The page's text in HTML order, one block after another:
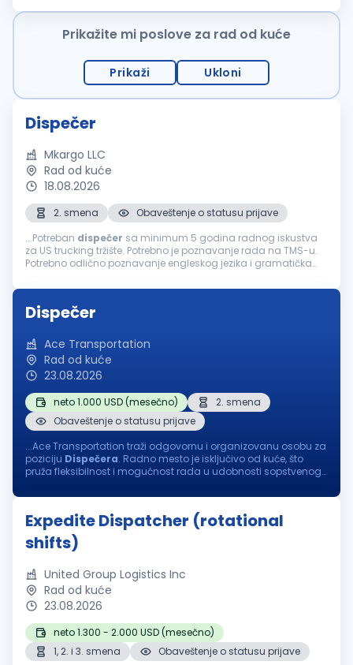
individuals to grow...
Prikažite mi poslove za rad od kuće
Prikaži Ukloni
Dispečer
Mkargo LLC
Rad od kuće
18.08.2026
2. smena
Obaveštenje o statusu prijave
...Potreban dispečer sa minimum 5 godina radnog iskustva
za US trucking tržište. Potrebno je poznavanje rada na TMS-u.
Potrebno odlično poznavanje engleskog jezika i gramatička
prijašnje iskustvo...
Dispečer
Ace Transportation
Rad od kuće
23.08.2026
neto 1.000 USD (mesečno)
2. smena
Obaveštenje o statusu prijave
...Ace Transportation traži odgovornu i organizovanu osobu za
poziciju Dispečera. Radno mesto je isključivo od kuće, što
pruža fleksibilnost i mogućnost rada u udobnosti sopstvenog
dinamičnom...
Expedite Dispatcher (rotational
shifts)
United Group Logistics Inc
Rad od kuće
23.08.2026
neto 1.300 - 2.000 USD (mesečno)
1, 2. i 3. smena
Obaveštenje o statusu prijave